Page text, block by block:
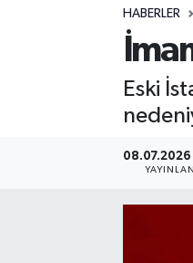
HABERLER
Eski
08.07.2026